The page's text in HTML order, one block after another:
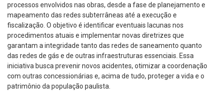
processos envolvidos nas obras, desde a fase de planejamento e
mapeamento das redes subterrâneas até a execução e
fiscalização. O objetivo é identificar eventuais lacunas nos
procedimentos atuais e implementar novas diretrizes que
garantam a integridade tanto das redes de saneamento quanto
das redes de gás e de outras infraestruturas essenciais. Essa
iniciativa busca prevenir novos acidentes, otimizar a coordenação
com outras concessionárias e, acima de tudo, proteger a vida e o
patrimônio da população paulista.